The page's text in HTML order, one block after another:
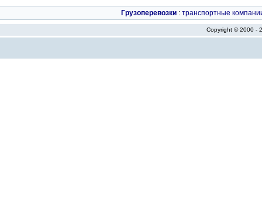
Грузоперевозки : транспортные
Copyright © 2000 -